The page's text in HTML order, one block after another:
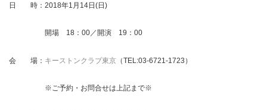
日 時：2018年1月14日(日)
開場 18：00／開演 19：00
会 場： キーストンクラブ東京 （TEL:03-6721-1723）
※ご予約・お問合せは上記まで※